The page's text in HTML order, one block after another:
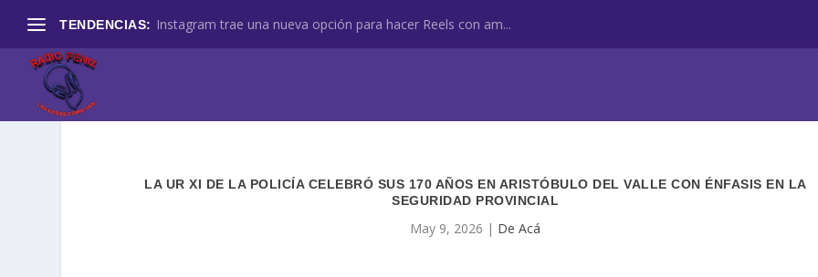
TENDENCIAS: Instagram trae una nueva opción para hacer Reels con am...
LA UR XI DE LA POLICÍA CELEBRÓ SUS 170 AÑOS EN ARISTÓBULO DEL VALLE CON ÉNFASIS EN LA
SEGURIDAD PROVINCIAL
May 9, 2026 | De Acá